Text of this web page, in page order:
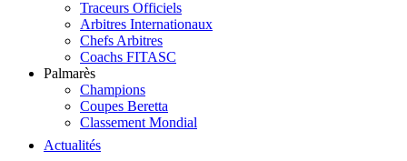
Traceurs Officiels
Arbitres Internationaux
Chefs Arbitres
Coachs FITASC
Palmarès
Champions
Coupes Beretta
Classement Mondial
Actualités